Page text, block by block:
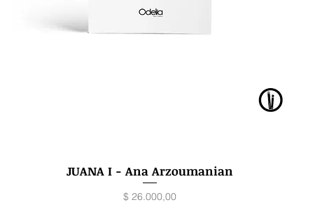
Vista rápida
JUANA I - Ana Arzoumanian
Precio
$ 26.000,00